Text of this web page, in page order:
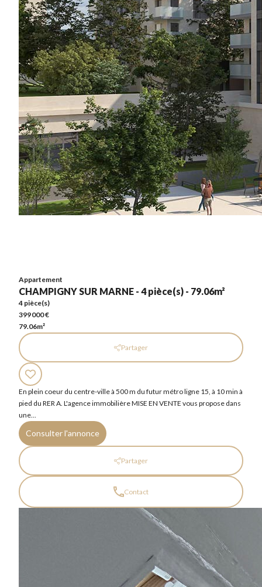
Appartement
CHAMPIGNY SUR MARNE - 4 pièce(s) - 79.06m²
4 pièce(s)
399 000 €
79.06m²
Partager
En plein coeur du centre-ville à 500 m du futur métro ligne 15, à 10 min à
pied du RER A. L'agence immobilière MISE EN VENTE vous propose dans
une...
Consulter l'annonce
Partager
Contact